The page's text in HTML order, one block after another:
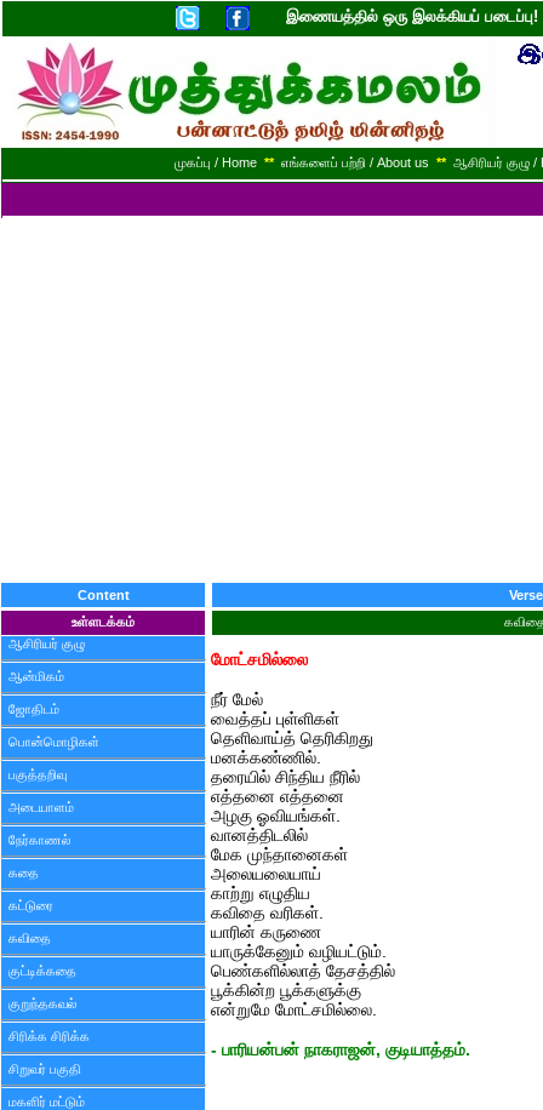
இணையத்தில் ஒரு இலக்கியப்
முகப்பு / Home ** எங்களைப் பற்றி / About us ** ஆசிரியர் குழு
Content
உள்ளடக்கம்
ஆசிரியர் குழு
ஆன்மிகம்
ஜோதிடம்
பொன்மொழிகள்
பகுத்தறிவு
அடையாளம்
நேர்காணல்
கதை
கட்டுரை
கவிதை
குட்டிக்கதை
குறுந்தகவல்
சிரிக்க சிரிக்க
சிறுவர் பகுதி
மகளிர் மட்டும்
Verse
மோட்சமில்லை
நீர் மேல்
வைத்தப் புள்ளிகள்
தெளிவாய்த் தெரிகிறது
மனக்கண்ணில்.
தரையில் சிந்திய நீரில்
எத்தனை எத்தனை
அழகு ஓவியங்கள்.
வானத்திடலில்
மேக முந்தானைகள்
அலையலையாய்
காற்று எழுதிய
கவிதை வரிகள்.
யாரின் கருணை
யாருக்கேனும் வழியட்டும்.
பெண்களில்லாத் தேசத்தில்
பூக்கின்ற பூக்களுக்கு
என்றுமே மோட்சமில்லை.
- பாரியன்பன் நாகராஜன், குடியாத்தம்.